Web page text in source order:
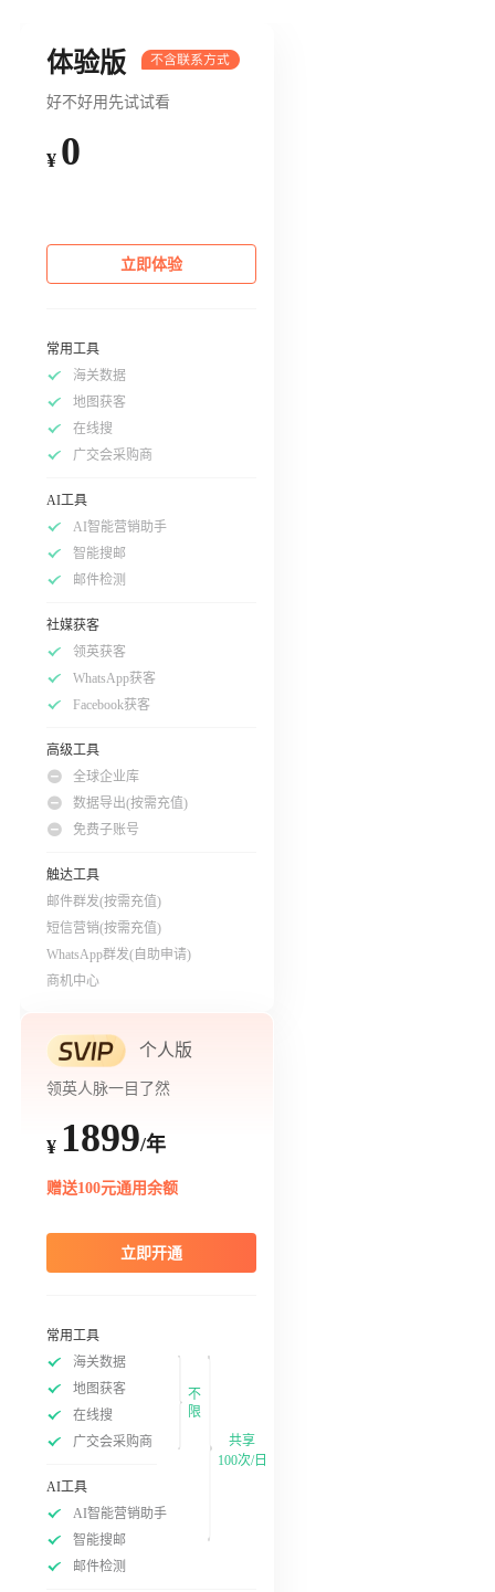
体验版
好不好用先试试看
¥ 0
立即体验
常用工具
海关数据
地图获客
在线搜
广交会采购商
AI工具
AI智能营销助手
智能搜邮
邮件检测
社媒获客
领英获客
WhatsApp获客
Facebook获客
高级工具
全球企业库
数据导出(按需充值)
免费子账号
触达工具
邮件群发(按需充值)
短信营销(按需充值)
WhatsApp群发(自助申请)
商机中心
个人版
领英人脉一目了然
¥ 1899/年
赠送100元通用余额
立即开通
常用工具
海关数据
地图获客
在线搜
广交会采购商
不
限
AI工具
AI智能营销助手
智能搜邮
邮件检测
共享
100次/日